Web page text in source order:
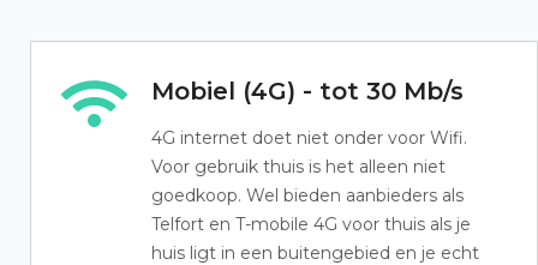
Mobiel (4G) - tot 30 Mb/s
4G internet doet niet onder voor Wifi.
Voor gebruik thuis is het alleen niet
goedkoop. Wel bieden aanbieders als
Telfort en T-mobile 4G voor thuis als je
huis ligt in een buitengebied en je echt